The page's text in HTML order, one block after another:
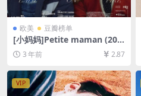
欧美 豆瓣榜单
[小妈妈]Petite maman (202
1)[百度网盘+夸克网盘1080P
超清未删减资源][网盘在线播
放/下载][MP4/4.6GB][中文字
幕]
3 年前 2.87
VIP